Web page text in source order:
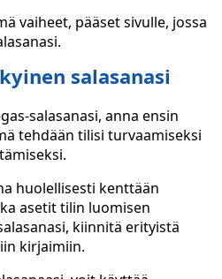
vaiheet, pääset sivulle, jossa
salasanasi
salasanasi, anna ensin
tehdään tilisi turvaamiseksi
huolellisesti kenttään
asetit tilin luomisen
kiinnitä erityistä
kirjaimiin.